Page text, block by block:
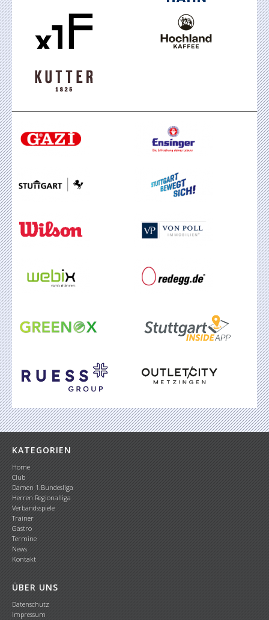
KATEGORIEN
Home
Club
Damen 1.Bundesliga
Herren Regionalliga
Verbandsspiele
Trainer
Gastro
Termine
News
Kontakt
ÜBER UNS
Datenschutz
Impressum